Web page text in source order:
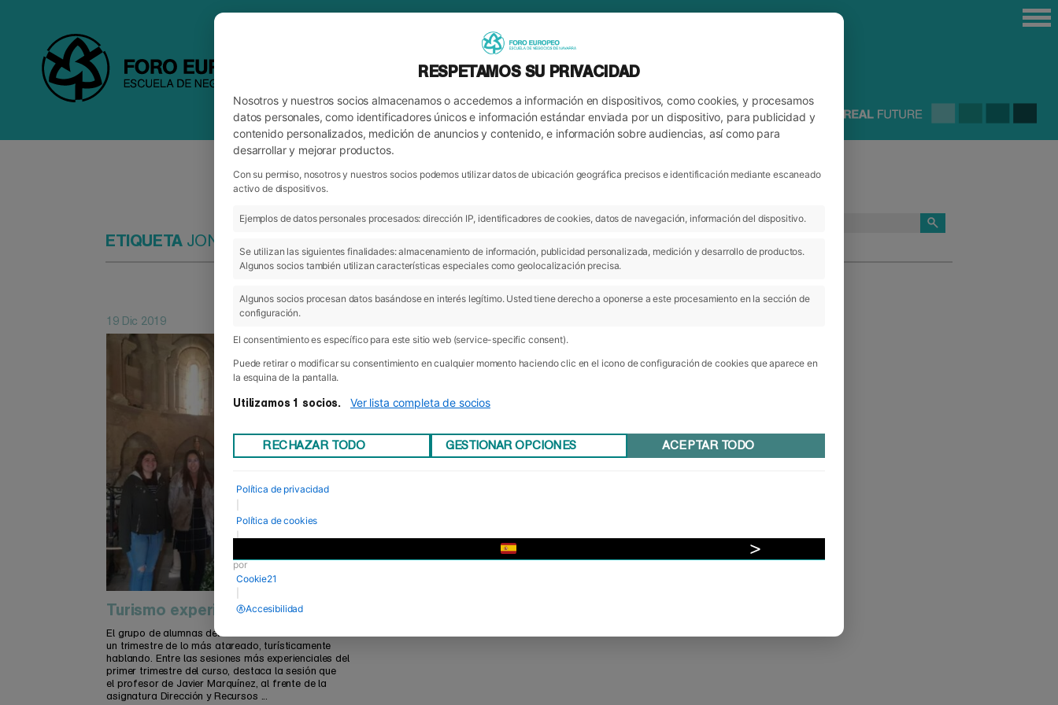
ETIQUETAJON MARISCAL
ARCHIVO CATEGORÍAS
19 Dic 2019
Turismo experiencial
El grupo de alumnas del Grado de Turismo ha vivido
un trimestre de lo más atareado, turísticamente
hablando. Entre las sesiones más experienciales del
primer trimestre del curso, destaca la sesión que
el profesor de Javier Marquínez, al frente de la
asignatura Dirección y Recursos ...
RESPETAMOS SU PRIVACIDAD
Nosotros y nuestros socios almacenamos o accedemos a información en dispositivos, como cookies, y procesamos
datos personales, como identificadores únicos e información estándar enviada por un dispositivo, para publicidad y
contenido personalizados, medición de anuncios y contenido, e información sobre audiencias, así como para
desarrollar y mejorar productos.
Con su permiso, nosotros y nuestros socios podemos utilizar datos de ubicación geográfica precisos e identificación mediante escaneado
activo de dispositivos.
Ejemplos de datos personales procesados: dirección IP, identificadores de cookies, datos de navegación, información del dispositivo.
Se utilizan las siguientes finalidades: almacenamiento de información, publicidad personalizada, medición y desarrollo de productos.
Algunos socios también utilizan características especiales como geolocalización precisa.
Algunos socios procesan datos basándose en interés legítimo. Usted tiene derecho a oponerse a este procesamiento en la sección de
configuración.
El consentimiento es específico para este sitio web (service-specific consent).
Puede retirar o modificar su consentimiento en cualquier momento haciendo clic en el icono de configuración de cookies que aparece en
la esquina de la pantalla.
Utilizamos 1 socios. Ver lista completa de socios
RECHAZAR TODO GESTIONAR OPCIONES ACEPTAR TODO
Política de privacidad
Política de cookies
|
por
Cookie21
Accesibilidad